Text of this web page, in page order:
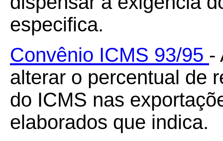
especifica.
Convênio ICMS 93/95 -
alterar o percentual de
do ICMS nas
elaborados que indica.